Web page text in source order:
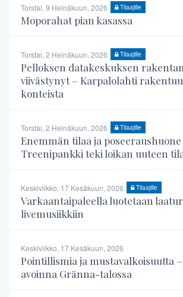
Torstai, 9 Heinäkuun, 2026 Tilaajille
Moporahat pian kasassa
Torstai, 2 Heinäkuun, 2026 Tilaajille
Pelloksen datakeskuksen
viivästynyt – Karpalolahti
konteista
Torstai, 2 Heinäkuun, 2026 Tilaajille
Enemmän tilaa ja poseeraushuone
Treenipankki teki loikan uuteen
Keskiviikko, 17 Kesäkuun, 2026 Tilaajille
Varkaantaipaleella luotetaan
livemusiikkiin
Keskiviikko, 17 Kesäkuun, 2026
Pointillismia ja mustavalkoisuutta
avoinna Gränna-talossa